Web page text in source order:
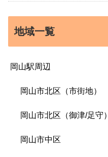
地域一覧
岡山駅周辺
岡山市北区（市街地）
岡山市北区（御津/足守）
岡山市中区